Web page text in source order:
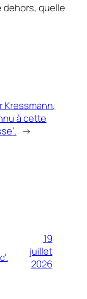
dehors, quelle
Kressmann,
à cette
→
19
juillet
2026